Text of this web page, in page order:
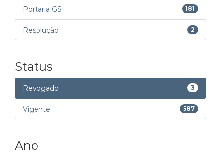
Portaria GS 181
Resolução 2
Status
Revogado 3
Vigente 587
Ano